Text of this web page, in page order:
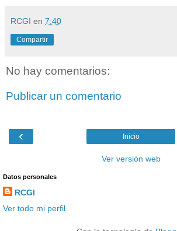
RCGI en 7:40
Compartir
No hay comentarios:
Publicar un comentario
‹ Inicio
Ver versión web
Datos personales
RCGI
Ver todo mi perfil